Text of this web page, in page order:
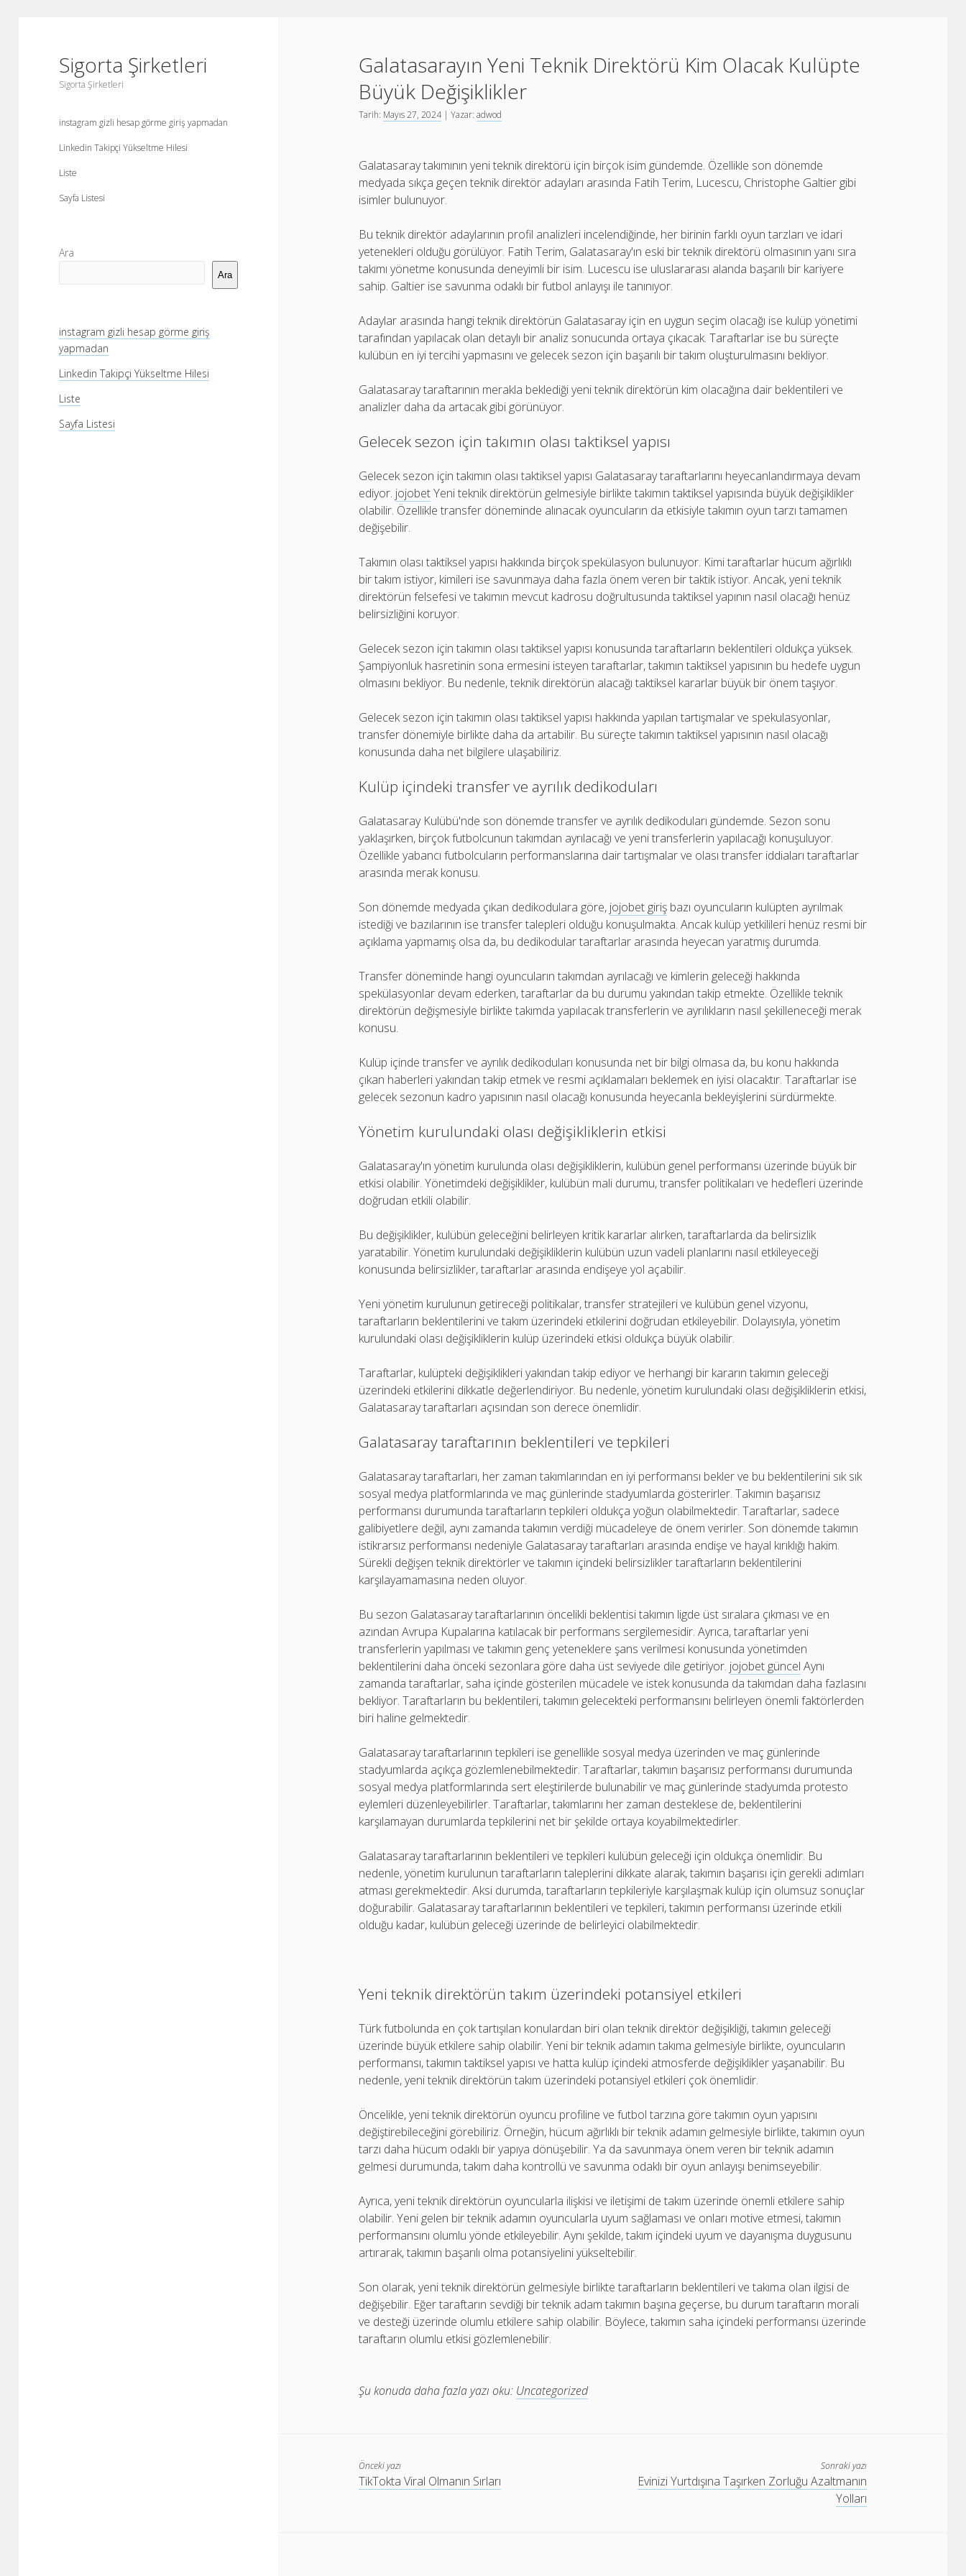
Sigorta Şirketleri
Sigorta Şirketleri
instagram gizli hesap görme giriş yapmadan
Linkedin Takipçi Yükseltme Hilesi
Liste
Sayfa Listesi
Yan
Menü
Ara
Ara
instagram gizli hesap görme giriş
yapmadan
Linkedin Takipçi Yükseltme Hilesi
Liste
Sayfa Listesi
Galatasarayın Yeni Teknik Direktörü Kim Olacak Kulüpte
Büyük Değişiklikler
Tarih: Mayıs 27, 2024| Yazar:adwod
Galatasaray takımının yeni teknik direktörü için birçok isim gündemde. Özellikle son dönemde
medyada sıkça geçen teknik direktör adayları arasında Fatih Terim, Lucescu, Christophe Galtier gibi
isimler bulunuyor.
Bu teknik direktör adaylarının profil analizleri incelendiğinde, her birinin farklı oyun tarzları ve idari
yetenekleri olduğu görülüyor. Fatih Terim, Galatasaray'ın eski bir teknik direktörü olmasının yanı sıra
takımı yönetme konusunda deneyimli bir isim. Lucescu ise uluslararası alanda başarılı bir kariyere
sahip. Galtier ise savunma odaklı bir futbol anlayışı ile tanınıyor.
Adaylar arasında hangi teknik direktörün Galatasaray için en uygun seçim olacağı ise kulüp yönetimi
tarafından yapılacak olan detaylı bir analiz sonucunda ortaya çıkacak. Taraftarlar ise bu süreçte
kulübün en iyi tercihi yapmasını ve gelecek sezon için başarılı bir takım oluşturulmasını bekliyor.
Galatasaray taraftarının merakla beklediği yeni teknik direktörün kim olacağına dair beklentileri ve
analizler daha da artacak gibi görünüyor.
Gelecek sezon için takımın olası taktiksel yapısı
Gelecek sezon için takımın olası taktiksel yapısı Galatasaray taraftarlarını heyecanlandırmaya devam
ediyor. jojobetYeni teknik direktörün gelmesiyle birlikte takımın taktiksel yapısında büyük değişiklikler
olabilir. Özellikle transfer döneminde alınacak oyuncuların da etkisiyle takımın oyun tarzı tamamen
değişebilir.
Takımın olası taktiksel yapısı hakkında birçok spekülasyon bulunuyor. Kimi taraftarlar hücum ağırlıklı
bir takım istiyor, kimileri ise savunmaya daha fazla önem veren bir taktik istiyor. Ancak, yeni teknik
direktörün felsefesi ve takımın mevcut kadrosu doğrultusunda taktiksel yapının nasıl olacağı henüz
belirsizliğini koruyor.
Gelecek sezon için takımın olası taktiksel yapısı konusunda taraftarların beklentileri oldukça yüksek.
Şampiyonluk hasretinin sona ermesini isteyen taraftarlar, takımın taktiksel yapısının bu hedefe uygun
olmasını bekliyor. Bu nedenle, teknik direktörün alacağı taktiksel kararlar büyük bir önem taşıyor.
Gelecek sezon için takımın olası taktiksel yapısı hakkında yapılan tartışmalar ve spekulasyonlar,
transfer dönemiyle birlikte daha da artabilir. Bu süreçte takımın taktiksel yapısının nasıl olacağı
konusunda daha net bilgilere ulaşabiliriz.
Kulüp içindeki transfer ve ayrılık dedikoduları
Galatasaray Kulübü'nde son dönemde transfer ve ayrılık dedikoduları gündemde. Sezon sonu
yaklaşırken, birçok futbolcunun takımdan ayrılacağı ve yeni transferlerin yapılacağı konuşuluyor.
Özellikle yabancı futbolcuların performanslarına dair tartışmalar ve olası transfer iddiaları taraftarlar
arasında merak konusu.
Son dönemde medyada çıkan dedikodulara göre, jojobet giriş bazı oyuncuların kulüpten ayrılmak
istediği ve bazılarının ise transfer talepleri olduğu konuşulmakta. Ancak kulüp yetkilileri henüz resmi bir
açıklama yapmamış olsa da, bu dedikodular taraftarlar arasında heyecan yaratmış durumda.
Transfer döneminde hangi oyuncuların takımdan ayrılacağı ve kimlerin geleceği hakkında
spekülasyonlar devam ederken, taraftarlar da bu durumu yakından takip etmekte. Özellikle teknik
direktörün değişmesiyle birlikte takımda yapılacak transferlerin ve ayrılıkların nasıl şekilleneceği merak
konusu.
Kulüp içinde transfer ve ayrılık dedikoduları konusunda net bir bilgi olmasa da, bu konu hakkında
çıkan haberleri yakından takip etmek ve resmi açıklamaları beklemek en iyisi olacaktır. Taraftarlar ise
gelecek sezonun kadro yapısının nasıl olacağı konusunda heyecanla bekleyişlerini sürdürmekte.
Yönetim kurulundaki olası değişikliklerin etkisi
Galatasaray'ın yönetim kurulunda olası değişikliklerin, kulübün genel performansı üzerinde büyük bir
etkisi olabilir. Yönetimdeki değişiklikler, kulübün mali durumu, transfer politikaları ve hedefleri üzerinde
doğrudan etkili olabilir.
Bu değişiklikler, kulübün geleceğini belirleyen kritik kararlar alırken, taraftarlarda da belirsizlik
yaratabilir. Yönetim kurulundaki değişikliklerin kulübün uzun vadeli planlarını nasıl etkileyeceği
konusunda belirsizlikler, taraftarlar arasında endişeye yol açabilir.
Yeni yönetim kurulunun getireceği politikalar, transfer stratejileri ve kulübün genel vizyonu,
taraftarların beklentilerini ve takım üzerindeki etkilerini doğrudan etkileyebilir. Dolayısıyla, yönetim
kurulundaki olası değişikliklerin kulüp üzerindeki etkisi oldukça büyük olabilir.
Taraftarlar, kulüpteki değişiklikleri yakından takip ediyor ve herhangi bir kararın takımın geleceği
üzerindeki etkilerini dikkatle değerlendiriyor. Bu nedenle, yönetim kurulundaki olası değişikliklerin etkisi,
Galatasaray taraftarları açısından son derece önemlidir.
Galatasaray taraftarının beklentileri ve tepkileri
Galatasaray taraftarları, her zaman takımlarından en iyi performansı bekler ve bu beklentilerini sık sık
sosyal medya platformlarında ve maç günlerinde stadyumlarda gösterirler. Takımın başarısız
performansı durumunda taraftarların tepkileri oldukça yoğun olabilmektedir. Taraftarlar, sadece
galibiyetlere değil, aynı zamanda takımın verdiği mücadeleye de önem verirler. Son dönemde takımın
istikrarsız performansı nedeniyle Galatasaray taraftarları arasında endişe ve hayal kırıklığı hakim.
Sürekli değişen teknik direktörler ve takımın içindeki belirsizlikler taraftarların beklentilerini
karşılayamamasına neden oluyor.
Bu sezon Galatasaray taraftarlarının öncelikli beklentisi takımın ligde üst sıralara çıkması ve en
azından Avrupa Kupalarına katılacak bir performans sergilemesidir. Ayrıca, taraftarlar yeni
transferlerin yapılması ve takımın genç yeteneklere şans verilmesi konusunda yönetimden
beklentilerini daha önceki sezonlara göre daha üst seviyede dile getiriyor. jojobet güncel Aynı
zamanda taraftarlar, saha içinde gösterilen mücadele ve istek konusunda da takımdan daha fazlasını
bekliyor. Taraftarların bu beklentileri, takımın gelecekteki performansını belirleyen önemli faktörlerden
biri haline gelmektedir.
Galatasaray taraftarlarının tepkileri ise genellikle sosyal medya üzerinden ve maç günlerinde
stadyumlarda açıkça gözlemlenebilmektedir. Taraftarlar, takımın başarısız performansı durumunda
sosyal medya platformlarında sert eleştirilerde bulunabilir ve maç günlerinde stadyumda protesto
eylemleri düzenleyebilirler. Taraftarlar, takımlarını her zaman desteklese de, beklentilerini
karşılamayan durumlarda tepkilerini net bir şekilde ortaya koyabilmektedirler.
Galatasaray taraftarlarının beklentileri ve tepkileri kulübün geleceği için oldukça önemlidir. Bu
nedenle, yönetim kurulunun taraftarların taleplerini dikkate alarak, takımın başarısı için gerekli adımları
atması gerekmektedir. Aksi durumda, taraftarların tepkileriyle karşılaşmak kulüp için olumsuz sonuçlar
doğurabilir. Galatasaray taraftarlarının beklentileri ve tepkileri, takımın performansı üzerinde etkili
olduğu kadar, kulübün geleceği üzerinde de belirleyici olabilmektedir.
Yeni teknik direktörün takım üzerindeki potansiyel etkileri
Türk futbolunda en çok tartışılan konulardan biri olan teknik direktör değişikliği, takımın geleceği
üzerinde büyük etkilere sahip olabilir. Yeni bir teknik adamın takıma gelmesiyle birlikte, oyuncuların
performansı, takımın taktiksel yapısı ve hatta kulüp içindeki atmosferde değişiklikler yaşanabilir. Bu
nedenle, yeni teknik direktörün takım üzerindeki potansiyel etkileri çok önemlidir.
Öncelikle, yeni teknik direktörün oyuncu profiline ve futbol tarzına göre takımın oyun yapısını
değiştirebileceğini görebiliriz. Örneğin, hücum ağırlıklı bir teknik adamın gelmesiyle birlikte, takımın oyun
tarzı daha hücum odaklı bir yapıya dönüşebilir. Ya da savunmaya önem veren bir teknik adamın
gelmesi durumunda, takım daha kontrollü ve savunma odaklı bir oyun anlayışı benimseyebilir.
Ayrıca, yeni teknik direktörün oyuncularla ilişkisi ve iletişimi de takım üzerinde önemli etkilere sahip
olabilir. Yeni gelen bir teknik adamın oyuncularla uyum sağlaması ve onları motive etmesi, takımın
performansını olumlu yönde etkileyebilir. Aynı şekilde, takım içindeki uyum ve dayanışma duygusunu
artırarak, takımın başarılı olma potansiyelini yükseltebilir.
Son olarak, yeni teknik direktörün gelmesiyle birlikte taraftarların beklentileri ve takıma olan ilgisi de
değişebilir. Eğer taraftarın sevdiği bir teknik adam takımın başına geçerse, bu durum taraftarın morali
ve desteği üzerinde olumlu etkilere sahip olabilir. Böylece, takımın saha içindeki performansı üzerinde
taraftarın olumlu etkisi gözlemlenebilir.
Şu konuda daha fazla yazı oku: Uncategorized
Önceki yazı
TikTokta Viral Olmanın Sırları
Sonraki yazı
Evinizi Yurtdışına Taşırken Zorluğu Azaltmanın
Yolları